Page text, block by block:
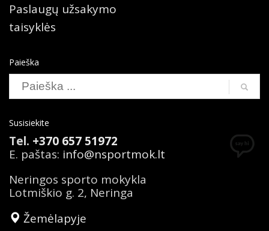
Paslaugų užsakymo
taisyklės
Paieška
Susisiekite
Tel. +370 657 51972
E. paštas: info@nsportmok.lt
Neringos sporto mokykla
Lotmiškio g. 2, Neringa
Žemėlapyje